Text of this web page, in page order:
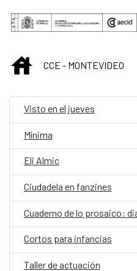
Saltar al contenido principal
INICIOCCE - MONTEVIDEO
Visto en el jueves
Mínima
Eli Almic
Ciudadela en fanzines
Cortos para infancias
Taller de actuación